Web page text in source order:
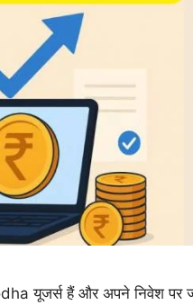
यूजर्स हैं और अपने निवेश पर